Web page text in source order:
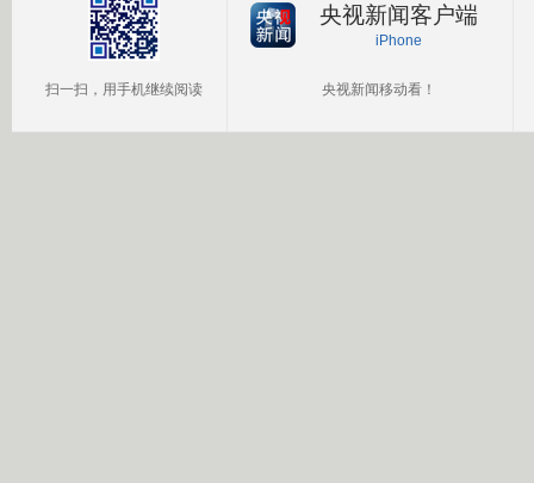
扫一扫，用手机继续阅读
央视新闻客户端
iPhone
央视新闻移动看！